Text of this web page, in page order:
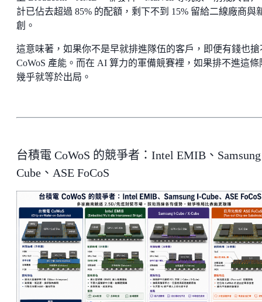
計已佔去超過 85% 的配額，剩下不到 15% 留給二線廠商與
創。
這意味著，如果你不是早就排進隊伍的客戶，即便有錢也搶
CoWoS 產能。而在 AI 算力的軍備競賽裡，如果排不進這條
幾乎就等於出局。
台積電 CoWoS 的競爭者：Intel EMIB、
Cube、ASE FoCoS